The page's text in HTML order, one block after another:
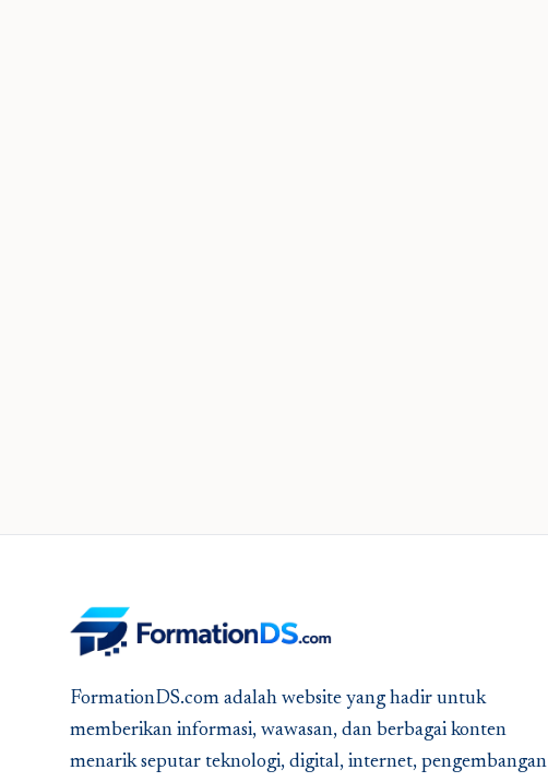
FormationDS.com adalah website yang hadir untuk
memberikan informasi, wawasan, dan berbagai konten
menarik seputar teknologi, digital, internet, pengembangan